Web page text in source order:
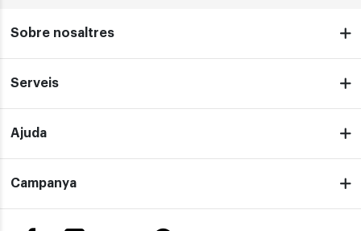
Sobre nosaltres
Serveis
Ajuda
Campanya